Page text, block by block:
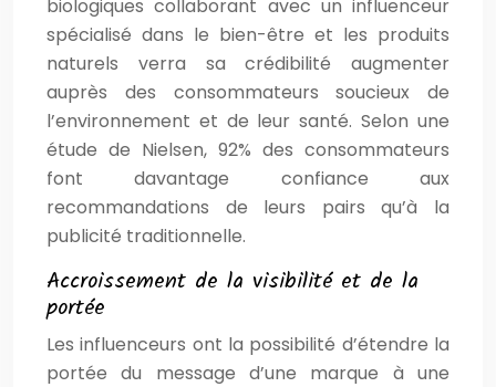
biologiques collaborant avec un influenceur
spécialisé dans le bien-être et les produits
naturels verra sa crédibilité augmenter
auprès des consommateurs soucieux de
l’environnement et de leur santé. Selon une
étude de Nielsen, 92% des consommateurs
font davantage confiance aux
recommandations de leurs pairs qu’à la
publicité traditionnelle.
Accroissement de la visibilité et de la
portée
Les influenceurs ont la possibilité d’étendre la
portée du message d’une marque à une